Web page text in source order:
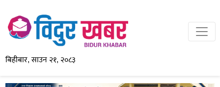
बिहीबार, साउन २१, २०८३